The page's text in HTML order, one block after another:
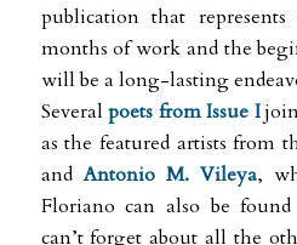
publication that
months of work and the
will be a long-lasting
Severalpoets from Issue I
as the featured artists from
andAntonio M. Vileya,
Floriano can also be
can’t forget about all the